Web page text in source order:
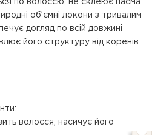
по волоссю, не склеює пасма
об’ємні локони з тривалим
догляд по всій довжині
його структуру від коренів
волосся, насичує його